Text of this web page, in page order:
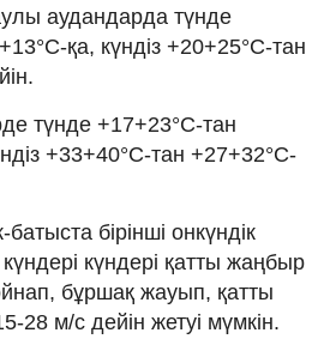
аудандарда түнде
қа, күндіз +20+25°С-тан
түнде +17+23°С-тан
+33+40°С-тан +27+32°С-
бірінші онкүндік
күндері қатты жаңбыр
бұршақ жауып, қатты
28 м/с дейін жетуі мүмкін.